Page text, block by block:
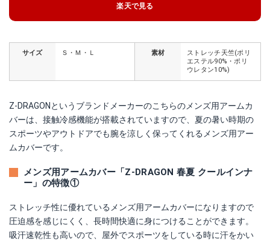
楽天で見る
サイズ Ｓ・Ｍ・Ｌ 素材
ストレッチ天竺(ポリ
エステル90%・ポリ
ウレタン10%)
Z-DRAGONというブランドメーカーのこちらのメンズ用アームカ
バーは、接触冷感機能が搭載されていますので、夏の暑い時期の
スポーツやアウトドアでも腕を涼しく保ってくれるメンズ用アー
ムカバーです。
メンズ用アームカバー「Z-DRAGON 春夏 クールインナ
ー」の特徴①
ストレッチ性に優れているメンズ用アームカバーになりますので
圧迫感を感じにくく、長時間快適に身につけることができます。
吸汗速乾性も高いので、屋外でスポーツをしている時に汗をかい